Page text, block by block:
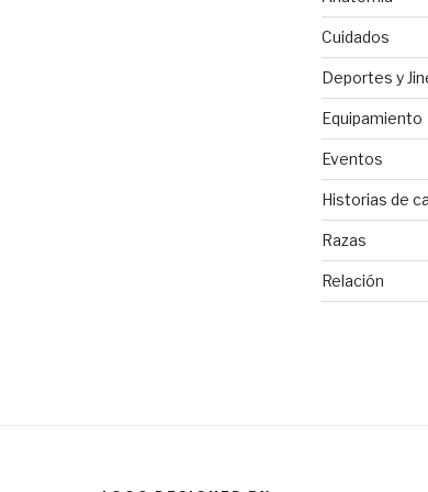
Cuidados
Deportes y
Equipamiento
Eventos
Historias de
Razas
Relación